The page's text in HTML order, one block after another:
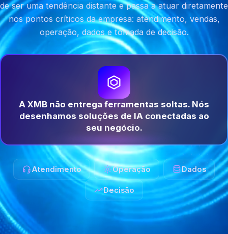
de ser uma tendência distante e passa a atuar diretamente
nos pontos críticos da empresa: atendimento, vendas,
operação, dados e tomada de decisão.
A XMB não entrega ferramentas soltas. Nós
desenhamos soluções de IA conectadas ao
seu negócio.
Atendimento Operação Dados
Decisão